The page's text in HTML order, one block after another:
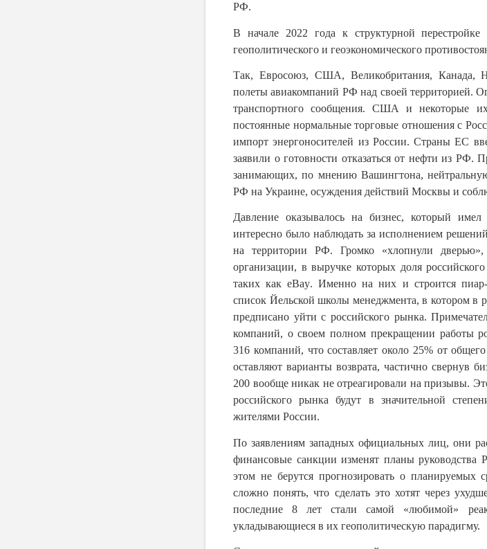
РФ.
В начале 2022 года к структурной
геополитического и геоэкономического
Так, Евросоюз, США, Великобритания, Канада,
полеты авиакомпаний РФ над своей территорией.
транспортного сообщения. США и некоторые
постоянные нормальные торговые отношения с
импорт энергоносителей из России. Страны ЕС
заявили о готовности отказаться от нефти из
занимающих, по мнению Вашингтона,
РФ на Украине, осуждения действий Москвы и
Давление оказывалось на бизнес, который
интересно было наблюдать за исполнением
на территории РФ. Громко «хлопнули
организации, в выручке которых доля
таких какeBay. Именно на них и строится пиар-
список Йельской школы менеджмента, в котором в
предписано уйти с российского рынка.
компаний, о своем полном прекращении работы
316 компаний, что составляет около 25% от
оставляют варианты возврата, частично свернув
200 вообще никак не отреагировали на призывы.
российского рынка будут в значительной
жителями России.
По заявлениям западных официальных лиц, они
финансовые санкции изменят планы
этом не берутся прогнозировать о планируемых
сложно понять, что сделать это хотят через
последние 8 лет стали самой «любимой»
укладывающиеся в их геополитическую парадигму.